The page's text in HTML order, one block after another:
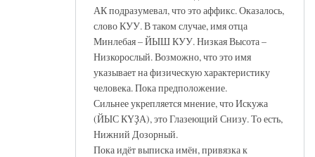
АК подразумевал, что это аффикс. Оказалось,
слово КУУ. В таком случае, имя отца
Минлебая – ЙЫШ КУУ. Низкая Высота –
Низкорослый. Возможно, что это имя
указывает на физическую характеристику
человека. Пока предположение.
Сильнее укрепляется мнение, что Искужа
(ЙЫС КҮҘА), это Глазеющий Снизу. То есть,
Нижний Дозорный.
Пока идёт выписка имён, привязка к